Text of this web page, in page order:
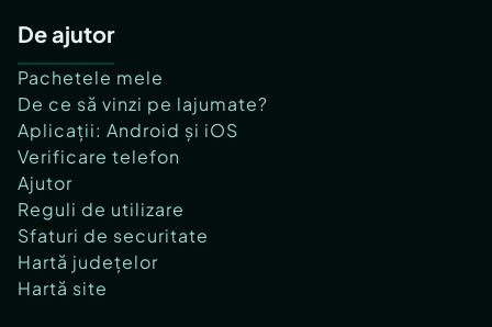
De ajutor
Pachetele mele
De ce să vinzi pe lajumate?
Aplicații: Android și iOS
Verificare telefon
Ajutor
Reguli de utilizare
Sfaturi de securitate
Hartă județelor
Hartă site